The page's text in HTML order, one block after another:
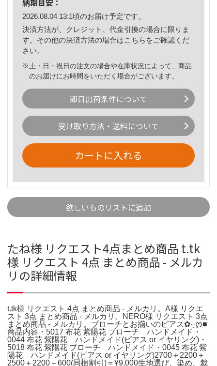
納期目安：
2026.08.04 13:1頃のお届け予定です。
決済方法が、クレジット、代金引換の場合に限りま
す。その他の決済方法の場合はこちら をご確認くだ
さい。
※土・日・祝日の注文の場合や在庫状況によって、商品
のお届けにお時間をいただく場合がございます。
即日出荷条件について
受け取り方法・送料について
カートに入れる
欲しいものリストに追加
たね様 リクエスト4点まとめ商品 t.tk
様 リクエスト 4点 まとめ商品 - メルカ
リの詳細情報
t.tk様 リクエスト 4点 まとめ商品 - メルカリ。A様 リクエ
スト 3点 まとめ商品 - メルカリ。NERO様 リクエスト 3点
まとめ商品 - メルカリ。ブローチとお揃いのピアス✿·͜·ᰔ■
商品内容・5017 布花 紫陽花 ブローチ ハンドメイド・
0044 布花 紫陽花 ハンドメイド(ピアス or イヤリング)・
5018 布花 紫陽花 ブローチ ハンドメイド・0045 布花 紫
陽花 ハンドメイド(ピアス or イヤリング)2700＋2200＋
2500＋2200－600(同梱割引)＝¥9,000生地選び、染め、裁